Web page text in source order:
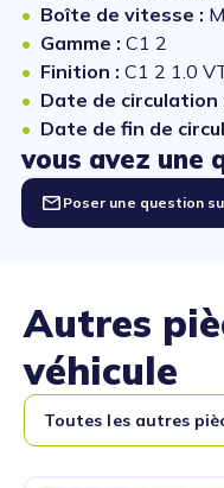
Boîte de vitesse :
Gamme : C1 2
Finition : C1 2 1.0
Date de circulation
Date de fin de
vous avez une
Poser une question
Autres
véhicule
Toutes les autres